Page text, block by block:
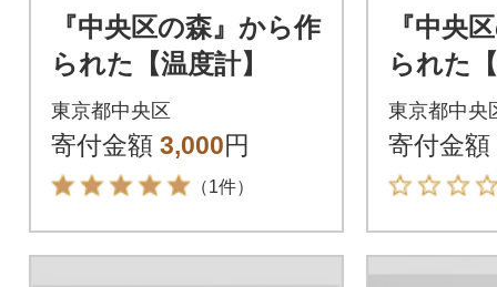
『中央区の森』から作
られた【温度計】
東京都中央区
寄付金額 3,000円
（1件）
『中央
られた
ォン用
東京都中央
寄付金額